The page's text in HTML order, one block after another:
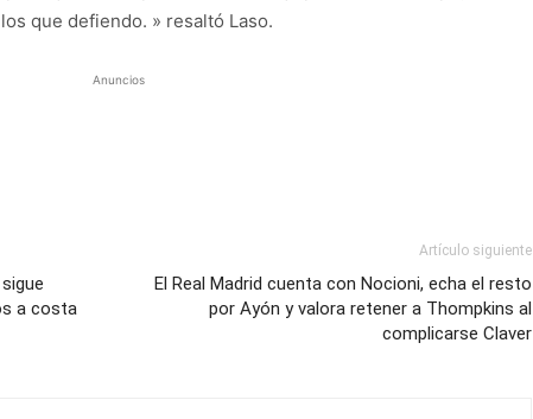
que defiendo. » resaltó Laso.
Anuncios
a costa
Artículo siguiente
El Real Madrid cuenta con Nocioni, echa el resto
por Ayón y valora retener a Thompkins al
complicarse Claver